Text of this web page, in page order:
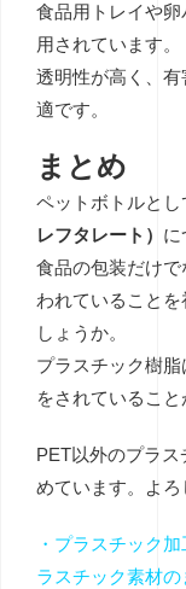
食品用トレイや
用されています。
透明性が高く、
適です。
まとめ
ペットボトルとし
レフタレート） に
食品の包装だけ
われていること
しょうか。
プラスチック樹
をされていること
PET以外のプラ
めています。よ
・ プラスチック
ラスチック素材の